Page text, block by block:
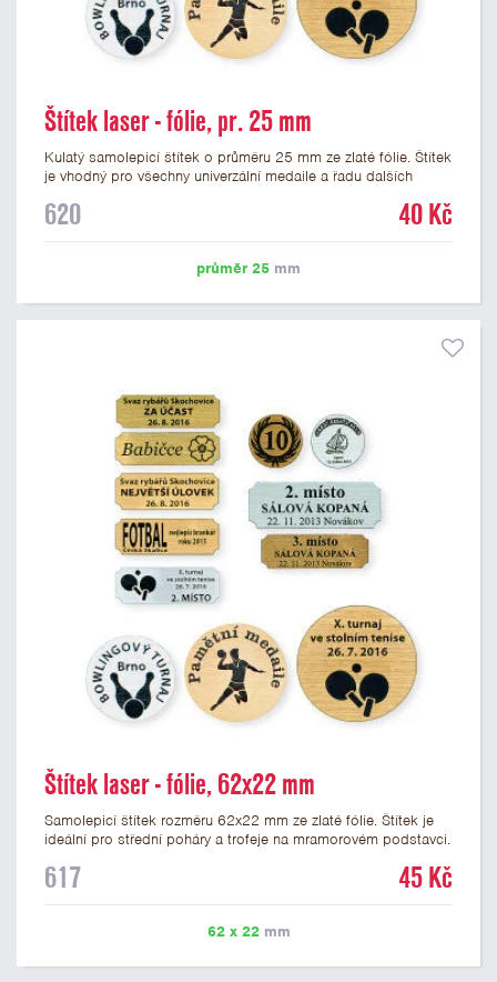
Štítek laser - fólie, pr. 25 mm
Kulatý samolepicí štítek o průměru 25 mm ze zlaté fólie. Štítek
je vhodný pro všechny univerzální medaile a řadu dalších
štítek je možné laserem vypálit logo nebo text dle vašeho
620 40 Kč
průměr 25 mm
Štítek laser - fólie, 62x22 mm
Samolepicí štítek rozměru 62x22 mm ze zlaté fólie. Štítek je
ideální pro střední poháry a trofeje na mramorovém podstavci.
textu doporučujeme maximálně 3 řádky, aby byla zachována
prvním kroku objednávky.
617 45 Kč
62 x 22mm